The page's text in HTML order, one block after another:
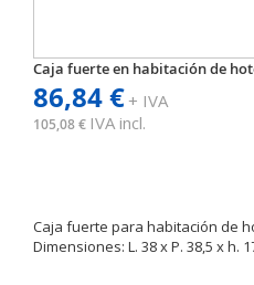
Caja fuerte en habitación de
86,84 €+ IVA
105,08 € IVA incl.
Caja fuerte para habitación de
Dimensiones: L. 38 x P. 38,5 x h.